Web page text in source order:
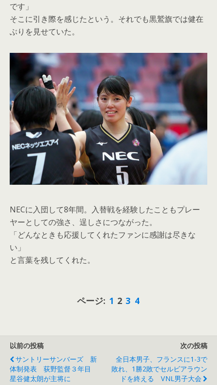
です」
そこに引き際を感じたという。それでも黒鷲旗では健在
ぶりを見せていた。
NECに入団して8年間。入替戦を経験したこともプレー
ヤーとしての強さ、逞しさにつながった。
「どんなときも応援してくれたファンに感謝は尽きな
い」
と言葉を残してくれた。
ページ: 1 2 3 4
以前の投稿
サントリーサンバーズ 新
体制発表 荻野監督３年目
星谷健太朗が主将に
次の投稿
全日本男子、フランスに1-3で
敗れ、1勝2敗でセルビアラウン
ドを終える VNL男子大会